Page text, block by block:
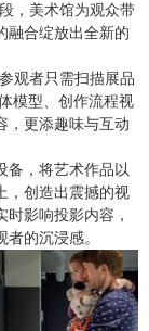
，美术馆为观众带
融合绽放出全新的
观者只需扫描展品
模型、创作流程视
，更添趣味与互动
备，将艺术作品以
，创造出震撼的视
影响投影内容，
的沉浸感。